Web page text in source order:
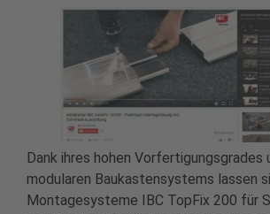
Dank ihres hohen Vorfertigungsgrades
modularen Baukastensystems lassen
Montagesysteme IBC TopFix 200 für